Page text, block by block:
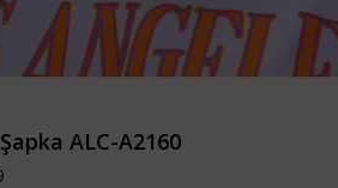
ALC-A2160